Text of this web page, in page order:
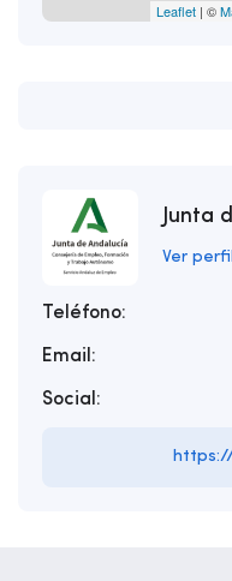
Leaflet | ©
Junta
Ver
Teléfono:
Email:
Social: